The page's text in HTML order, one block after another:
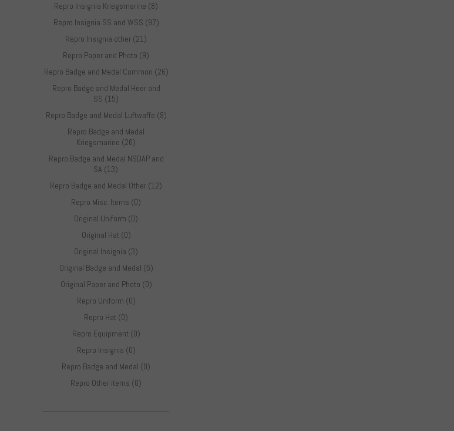
Repro Insignia Kriegsmarine (8)
Repro Insignia SS and WSS (97)
Repro Insignia other (21)
Repro Paper and Photo (9)
Repro Badge and Medal Common (26)
Repro Badge and Medal Heer and
SS (15)
Repro Badge and Medal Luftwaffe (9)
Repro Badge and Medal
Kriegsmarine (26)
Repro Badge and Medal NSDAP and
SA (13)
Repro Badge and Medal Other (12)
Repro Misc. Items (0)
Original Uniform (0)
Original Hat (0)
Original Insignia (3)
Original Badge and Medal (5)
Original Paper and Photo (0)
Repro Uniform (0)
Repro Hat (0)
Repro Equipment (0)
Repro Insignia (0)
Repro Badge and Medal (0)
Repro Other items (0)